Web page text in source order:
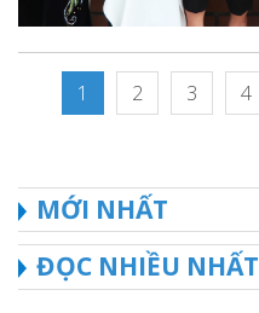
1 2 3 4
MỚI NHẤT
ĐỌC NHIỀU NHẤT